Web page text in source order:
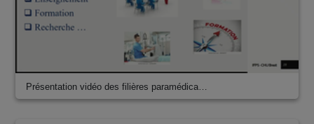
Présentation vidéo des filières paramédica…